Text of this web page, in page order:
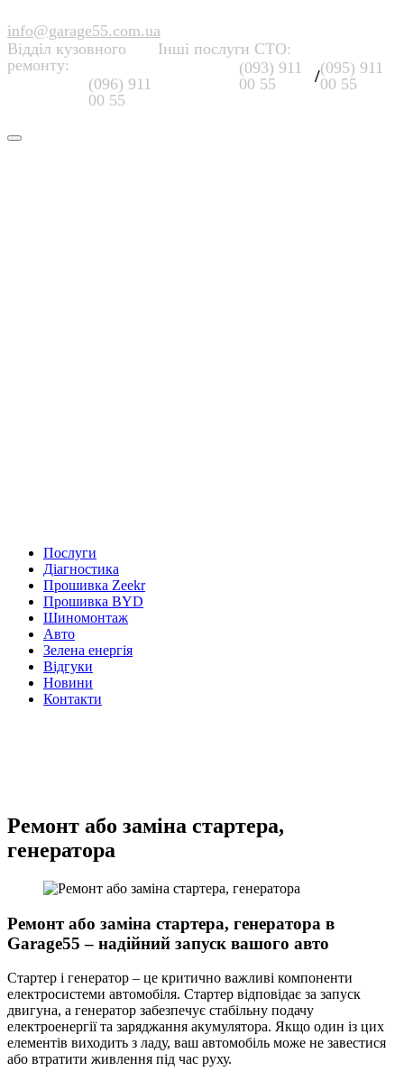
info@garage55.com.ua
Відділ кузовного
ремонту:
(096) 911
00 55
Інші послуги СТО:
(093) 911
00 55
/(095) 911
00 55
Послуги
Діагностика
Прошивка Zeekr
Прошивка BYD
Шиномонтаж
Авто
Зелена енергія
Відгуки
Новини
Контакти
Ремонт або заміна стартера,
генератора
Ремонт або заміна стартера, генератора в
Garage55 – надійний запуск вашого авто
Стартер і генератор – це критично важливі компоненти
електросистеми автомобіля. Стартер відповідає за запуск
двигуна, а генератор забезпечує стабільну подачу
електроенергії та заряджання акумулятора. Якщо один із цих
елементів виходить з ладу, ваш автомобіль може не завестися
або втратити живлення під час руху.